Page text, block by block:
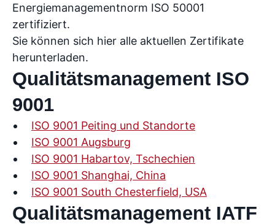
Energiemanagementnorm ISO 50001
zertifiziert.
Sie können sich hier alle aktuellen Zertifikate
herunterladen.
Qualitätsmanagement ISO
9001
ISO 9001 Peiting und Standorte
ISO 9001 Augsburg
ISO 9001 Habartov, Tschechien
ISO 9001 Shanghai, China
ISO 9001 South Chesterfield, USA
Qualitätsmanagement IATF